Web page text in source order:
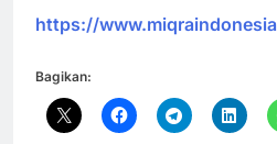
https://
Bagikan: